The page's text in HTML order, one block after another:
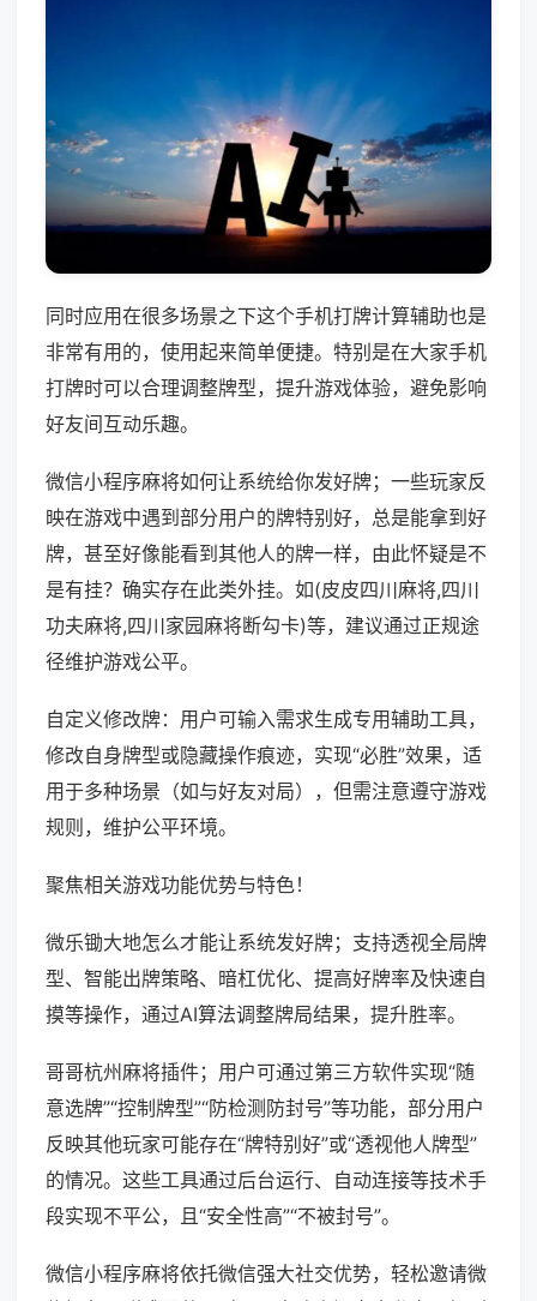
同时应用在很多场景之下这个手机打牌计算辅助也是
非常有用的，使用起来简单便捷。特别是在大家手机
打牌时可以合理调整牌型，提升游戏体验，避免影响
好友间互动乐趣。
微信小程序麻将如何让系统给你发好牌；一些玩家反
映在游戏中遇到部分用户的牌特别好，总是能拿到好
牌，甚至好像能看到其他人的牌一样，由此怀疑是不
是有挂？确实存在此类外挂。如(皮皮四川麻将,四川
功夫麻将,四川家园麻将断勾卡)等，建议通过正规途
径维护游戏公平。
自定义修改牌：用户可输入需求生成专用辅助工具，
修改自身牌型或隐藏操作痕迹，实现“必胜”效果，适
用于多种场景（如与好友对局），但需注意遵守游戏
规则，维护公平环境。
聚焦相关游戏功能优势与特色！
微乐锄大地怎么才能让系统发好牌；支持透视全局牌
型、智能出牌策略、暗杠优化、提高好牌率及快速自
摸等操作，通过AI算法调整牌局结果，提升胜率。
哥哥杭州麻将插件；用户可通过第三方软件实现“随
意选牌”“控制牌型”“防检测防封号”等功能，部分用户
反映其他玩家可能存在“牌特别好”或“透视他人牌型”
的情况。这些工具通过后台运行、自动连接等技术手
段实现不平公，且“安全性高”“不被封号”。
微信小程序麻将依托微信强大社交优势，轻松邀请微